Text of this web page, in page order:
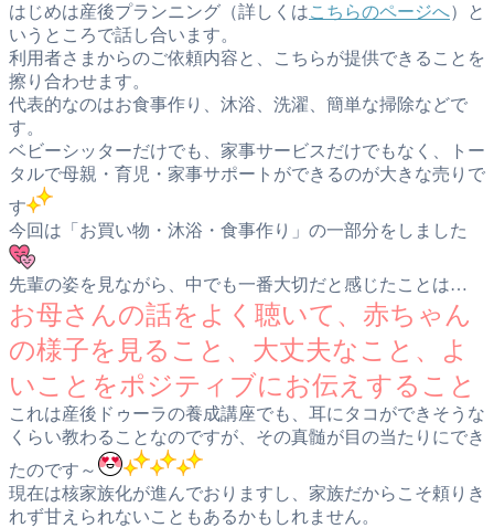
はじめは産後プランニング（詳しくはこちらのページへ）と
いうところで話し合います。
利用者さまからのご依頼内容と、こちらが提供できることを
擦り合わせます。
代表的なのはお食事作り、沐浴、洗濯、簡単な掃除などで
す。
ベビーシッターだけでも、家事サービスだけでもなく、トー
タルで母親・育児・家事サポートができるのが大きな売りで
す
今回は「お買い物・沐浴・食事作り」の一部分をしました
先輩の姿を見ながら、中でも一番大切だと感じたことは…
お母さんの話をよく聴いて、赤ちゃん
の様子を見ること、大丈夫なこと、よ
いことをポジティブにお伝えすること
これは産後ドゥーラの養成講座でも、耳にタコができそうな
くらい教わることなのですが、その真髄が目の当たりにでき
たのです～
現在は核家族化が進んでおりますし、家族だからこそ頼りき
れず甘えられないこともあるかもしれません。